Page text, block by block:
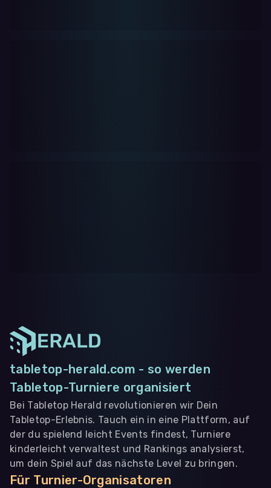
tabletop-herald.com - so werden
Tabletop-Turniere organisiert
Bei Tabletop Herald revolutionieren wir Dein
Tabletop-Erlebnis. Tauch ein in eine Plattform, auf
der du spielend leicht Events findest, Turniere
kinderleicht verwaltest und Rankings analysierst,
um dein Spiel auf das nächste Level zu bringen.
Für Turnier-Organisatoren